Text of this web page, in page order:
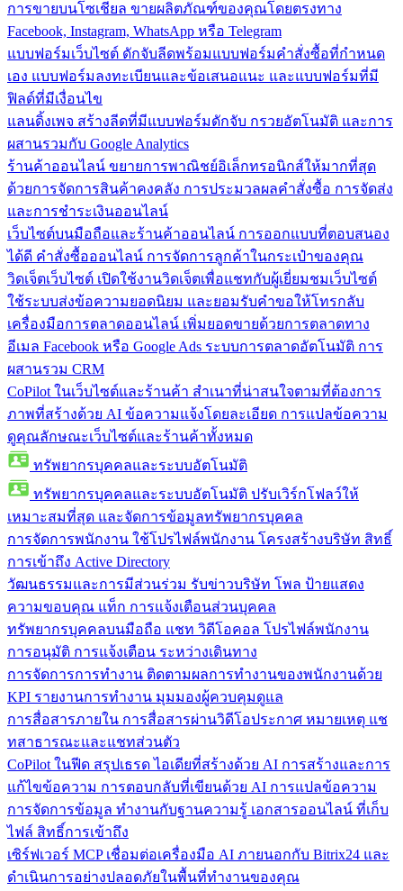
การขายบนโซเชียล ขายผลิตภัณฑ์ของคุณโดยตรงทาง
Facebook, Instagram, WhatsApp หรือ Telegram
แบบฟอร์มเว็บไซต์ ดักจับลีดพร้อมแบบฟอร์มคำสั่งซื้อที่กำหนด
เอง แบบฟอร์มลงทะเบียนและข้อเสนอแนะ และแบบฟอร์มที่มี
ฟิลด์ที่มีเงื่อนไข
แลนดิ้งเพจ สร้างลีดที่มีแบบฟอร์มดักจับ กรวยอัตโนมัติ และการ
ผสานรวมกับ Google Analytics
ร้านค้าออนไลน์ ขยายการพาณิชย์อิเล็กทรอนิกส์ให้มากที่สุด
ด้วยการจัดการสินค้าคงคลัง การประมวลผลคำสั่งซื้อ การจัดส่ง
และการชำระเงินออนไลน์
เว็บไซต์บนมือถือและร้านค้าออนไลน์ การออกแบบที่ตอบสนอง
ได้ดี คำสั่งซื้อออนไลน์ การจัดการลูกค้าในกระเป๋าของคุณ
วิดเจ็ตเว็บไซต์ เปิดใช้งานวิดเจ็ตเพื่อแชทกับผู้เยี่ยมชมเว็บไซต์
ใช้ระบบส่งข้อความยอดนิยม และยอมรับคำขอให้โทรกลับ
เครื่องมือการตลาดออนไลน์ เพิ่มยอดขายด้วยการตลาดทาง
อีเมล Facebook หรือ Google Ads ระบบการตลาดอัตโนมัติ การ
ผสานรวม CRM
CoPilot ในเว็บไซต์และร้านค้า สำเนาที่น่าสนใจตามที่ต้องการ
ภาพที่สร้างด้วย AI ข้อความแจ้งโดยละเอียด การแปลข้อความ
ดูคุณลักษณะเว็บไซต์และร้านค้าทั้งหมด
ทรัพยากรบุคคลและระบบอัตโนมัติ
ทรัพยากรบุคคลและระบบอัตโนมัติ ปรับเวิร์กโฟลว์ให้
เหมาะสมที่สุด และจัดการข้อมูลทรัพยากรบุคคล
การจัดการพนักงาน ใช้โปรไฟล์พนักงาน โครงสร้างบริษัท สิทธิ์
การเข้าถึง Active Directory
วัฒนธรรมและการมีส่วนร่วม รับข่าวบริษัท โพล ป้ายแสดง
ความขอบคุณ แท็ก การแจ้งเตือนส่วนบุคคล
ทรัพยากรบุคคลบนมือถือ แชท วิดีโอคอล โปรไฟล์พนักงาน
การอนุมัติ การแจ้งเตือน ระหว่างเดินทาง
การจัดการการทำงาน ติดตามผลการทำงานของพนักงานด้วย
KPI รายงานการทำงาน มุมมองผู้ควบคุมดูแล
การสื่อสารภายใน การสื่อสารผ่านวิดีโอประกาศ หมายเหตุ แช
ทสาธารณะและแชทส่วนตัว
CoPilot ในฟีด สรุปเธรด ไอเดียที่สร้างด้วย AI การสร้างและการ
แก้ไขข้อความ การตอบกลับที่เขียนด้วย AI การแปลข้อความ
การจัดการข้อมูล ทำงานกับฐานความรู้ เอกสารออนไลน์ ที่เก็บ
ไฟล์ สิทธิ์การเข้าถึง
เซิร์ฟเวอร์ MCP เชื่อมต่อเครื่องมือ AI ภายนอกกับ Bitrix24 และ
ดำเนินการอย่างปลอดภัยในพื้นที่ทำงานของคุณ